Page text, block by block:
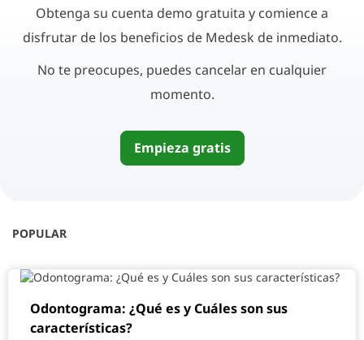
Obtenga su cuenta demo gratuita y comience a
disfrutar de los beneficios de Medesk de inmediato.
No te preocupes, puedes cancelar en cualquier
momento.
Empieza gratis
POPULAR
Odontograma: ¿Qué es y Cuáles son sus
características?